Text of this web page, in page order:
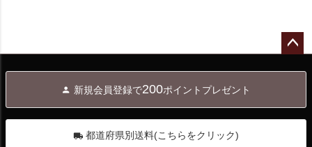
へ
新規会員登録で200ポイントプレゼント
都道府県別送料(こちらをクリック)